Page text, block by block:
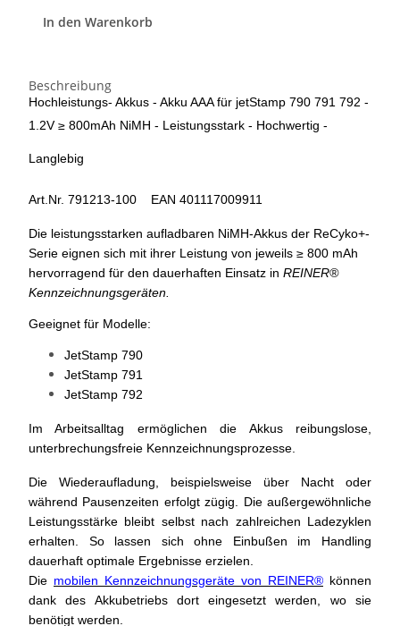
In den Warenkorb
Beschreibung
Hochleistungs- Akkus - Akku AAA für jetStamp 790 791 792 -
1.2V ≥ 800mAh NiMH - Leistungsstark - Hochwertig -
Langlebig
Art.Nr. 791213-100 EAN 401117009911
Die leistungsstarken aufladbaren NiMH-Akkus der ReCyko+-
Serie eignen sich mit ihrer Leistung von jeweils ≥ 800 mAh
hervorragend für den dauerhaften Einsatz in REINER®
Kennzeichnungsgeräten.
Geeignet für Modelle:
JetStamp 790
JetStamp 791
JetStamp 792
Im Arbeitsalltag ermöglichen die Akkus reibungslose,
unterbrechungsfreie Kennzeichnungsprozesse.
Die Wiederaufladung, beispielsweise über Nacht oder
während Pausenzeiten erfolgt zügig. Die außergewöhnliche
Leistungsstärke bleibt selbst nach zahlreichen Ladezyklen
erhalten. So lassen sich ohne Einbußen im Handling
dauerhaft optimale Ergebnisse erzielen.
Die mobilen Kennzeichnungsgeräte von REINER® können
dank des Akkubetriebs dort eingesetzt werden, wo sie
benötigt werden.